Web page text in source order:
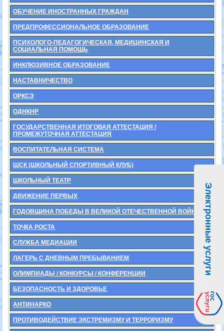
ОБУЧЕНИЕ ИНОСТРАННЫХ ГРАЖДАН
ПРЕДПРОФЕССИОНАЛЬНОЕ ОБРАЗОВАНИЕ
ПСИХОЛОГО-ПЕДАГОГИЧЕСКАЯ, МЕДИЦИНСКАЯ И
СОЦИАЛЬНАЯ ПОМОЩЬ
ИНКЛЮЗИВНОЕ ОБРАЗОВАНИЕ
НАСТАВНИЧЕСТВО
ОРКСЭ
ОДНКНР
ГОСУДАРСТВЕННАЯ ИТОГОВАЯ АТТЕСТАЦИЯ /
ПРОМЕЖУТОЧНАЯ АТТЕСТАЦИЯ
ВОСПИТАТЕЛЬНАЯ СИСТЕМА
ШСК (ШКОЛЬНЫЙ СПОРТИВНЫЙ КЛУБ)
ШКОЛЬНЫЙ ТЕАТР
ДВИЖЕНИЕ ПЕРВЫХ
ГОДОВЩИНА ПОБЕДЫ В ВЕЛИКОЙ ОТЕЧЕСТВЕННОЙ ВОЙНЕ
ТОЧКА РОСТА
СЛУЖБА МЕДИАЦИИ
ЛАГЕРЬ С ДНЕВНЫМ ПРЕБЫВАНИЕМ
ОЛИМПИАДЫ / КОНКУРСЫ / КОНФЕРЕНЦИИ
БЕЗОПАСНОСТЬ И ЗДОРОВЬЕ
АНТИНАРКО
ПРОТИВОДЕЙСТВИЕ ЭКСТРЕМИЗМУ И ТЕРРОРИЗМУ
Электронные услуги